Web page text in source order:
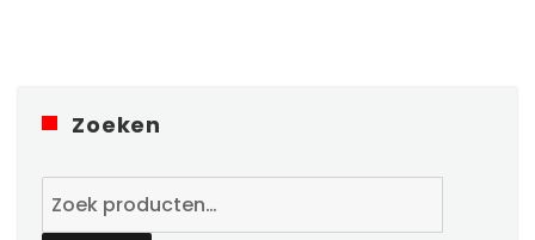
Zoeken
naar: